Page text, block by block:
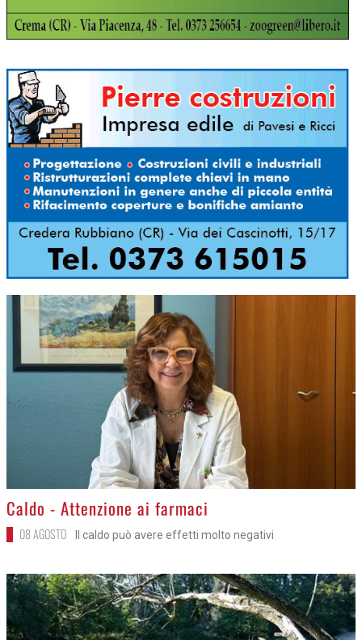
>
Caldo - Attenzione ai farmaci
08 AGOSTO Il caldo può avere effetti molto negativi